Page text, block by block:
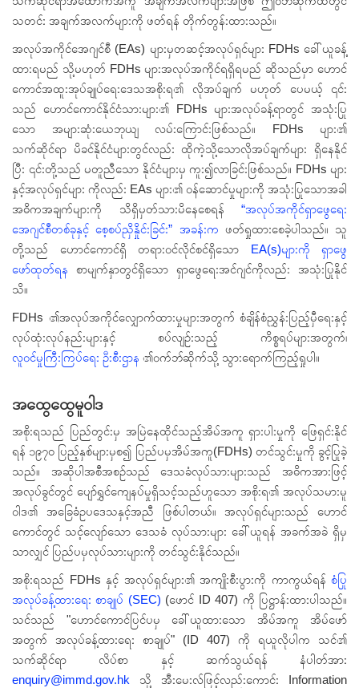
သတင်း အချက်အလက်များကို ဖတ်ရန် တိုက်တွန်းထားသည်။
အလုပ်အကိုင်အေဂျင်စီ (EAs) များမှတဆင့်အလုပ်ရှင်များ FDHs ခေါ်ယူခန့်
ထားရမည် သို့မဟုတ် FDHs များအလုပ်အကိုင်ရရှိရမည် ဆိုသည်မှာ ဟောင်
ကောင်အထူးအုပ်ချုပ်ရေးဒေသအစိုးရ၏ လိုအပ်ချက် မဟုတ် ပေမယ့် ၎င်း
သည် ဟောင်ကောင်နိုင်ငံသားများ၏ FDHs များအလုပ်ခန့်ရာတွင် အသုံးပြု
သော အများဆုံးယေဘုယျ လမ်းကြောင်းဖြစ်သည်။ FDHs များ၏
သက်ဆိုင်ရာ မိခင်နိုင်ငံများတွင်လည်း ထိုကဲ့သို့သောလိုအပ်ချက်များ ရှိနေနိုင်
ပြီး ၎င်းတို့သည် မတူညီသော နိုင်ငံများမှ ကူး၍လာခြင်းဖြစ်သည်။ FDHs များ
နှင့်အလုပ်ရှင်များ ကိုလည်း EAs များ၏ ဝန်ဆောင်မှုများကို အသုံးပြုသောအခါ
အဓိကအချက်များကို သိရှိမှတ်သားမိနေစေရန် “အလုပ်အကိုင်ရှာဖွေရေး
အေဂျင်စီတစ်ခုနှင့် စေ့စပ်ညှိနှိုင်းခြင်း” အခန်းက ဖတ်ရှုထားစေခဲ့ပါသည်။ သူ
တို့သည် ဟောင်ကောင်ရှိ တရားဝင်လိုင်စင်ရှိသော EA(s)များကို ရှာဖွေ
ဖော်ထုတ်ရန စာမျက်နှာတွင်ရှိသော ရှာဖွေရေးအင်ဂျင်ကိုလည်း အသုံးပြုနိုင်
သိ။
FDHs ၏အလုပ်အကိုင်လျှောက်ထားမှုများအတွက် စံချိန်စံညွှန်းပြည့်မှီရေးနှင့်
လုပ်ထုံးလုပ်နည်းများနှင့် စပ်လျဉ်းသည့် ကိစ္စရပ်များအတွက်၊
လူဝင်မှုကြီးကြပ်ရေး ဦးစီးဌာန ၏ဝက်ဘ်ဆိုက်သို့ သွားရောက်ကြည့်ရှုပါ။
အထွေထွေမူဝါဒ
အစိုးရသည် ပြည်တွင်းမှ အမြဲနေထိုင်သည့်အိမ်အကူ ရှားပါးမှုကို ဖြေရှင်းနိုင်
ရန် ၁၉၇၀ ပြည့်နှစ်များမှစ၍ ပြည်ပမှအိမ်အကူ(FDHs) တင်သွင်းမှုကို ခွင့်ပြုခဲ့
သည်။ အဆိုပါအစီအစဉ်သည် ဒေသခံလုပ်သားများသည် အဓိကအားဖြင့်
အလုပ်ခွင်တွင် ပျော်ရွှင်ကျေနပ်မှုရှိသင့်သည်ဟူသော အစိုးရ၏ အလုပ်သမားမူ
ဝါဒ၏ အခြေခံဥပဒေသနှင့်အညီ ဖြစ်ပါတယ်။ အလုပ်ရှင်များသည် ဟောင်
ကောင်တွင် သင့်လျော်သော ဒေသခံ လုပ်သားများ ခေါ်ယူရန် အခက်အခဲ ရှိမှ
သာလျှင် ပြည်ပမှလုပ်သားများကို တင်သွင်းနိုင်သည်။
အစိုးရသည် FDHs နှင့် အလုပ်ရှင်များ၏ အကျိုးစီးပွားကို ကာကွယ်ရန် စံပြု
အလုပ်ခန့်ထားရေး စာချုပ် (SEC) (ဖောင် ID 407) ကို ပြဋ္ဌာန်းထားပါသည်။
သင်သည် "ဟောင်ကောင်ပြင်ပမှ ခေါ်ယူထားသော အိမ်အကူ အိမ်ဖော်
အတွက် အလုပ်ခန့်ထားရေး စာချုပ်" (ID 407) ကို ရယူလိုပါက သင်၏
သက်ဆိုင်ရာ လိပ်စာ နှင့် ဆက်သွယ်ရန် နံပါတ်အား
enquiry@immd.gov.hk သို့ အီးမေးလ်ဖြင့်လည်းကောင်း Information